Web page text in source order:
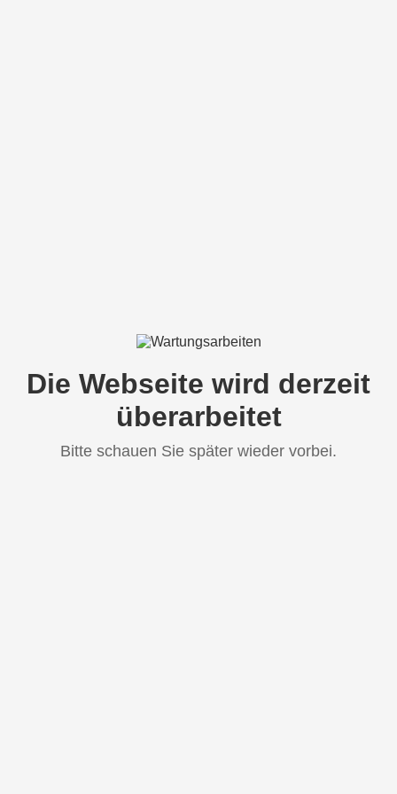
Die Webseite wird derzeit
überarbeitet
Bitte schauen Sie später wieder vorbei.